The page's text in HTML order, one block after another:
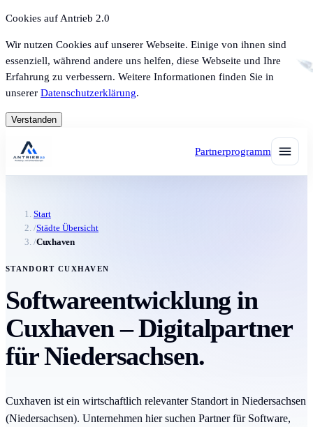
Cookies auf Antrieb 2.0
Wir nutzen Cookies auf unserer Webseite. Einige von ihnen sind
essenziell, während andere uns helfen, diese Webseite und Ihre
Erfahrung zu verbessern. Weitere Informationen finden Sie in
unserer Datenschutzerklärung.
Verstanden
Partnerprogramm
Start
/Städte Übersicht
/Cuxhaven
STANDORT CUXHAVEN
Softwareentwicklung in
Cuxhaven – Digitalpartner
für Niedersachsen.
Cuxhaven ist ein wirtschaftlich relevanter Standort in Niedersachsen
(Niedersachsen). Unternehmen hier suchen Partner für Software,